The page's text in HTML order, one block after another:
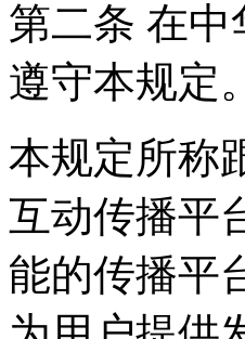
第二条 在
遵守本规定。
本规定所称
互动传播平
能的传播平